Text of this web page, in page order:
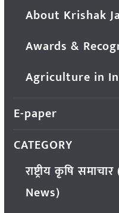
About Krishak
Awards &
Agriculture in
E-paper
CATEGORY
राष्ट्रीय कृषि
News)